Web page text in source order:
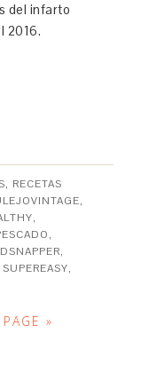
del infarto
2016.
, RECETAS
,
,
,
,
SUPEREASY,
»